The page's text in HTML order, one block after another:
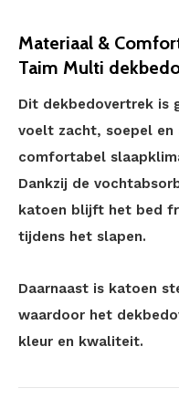
Materiaal &
Taim Multi
Dit dekbedovertrek is
voelt zacht, soepel en
comfortabel
Dankzij de
katoen blijft het bed
tijdens het slapen.
Daarnaast is katoen
waardoor het
kleur en kwaliteit.